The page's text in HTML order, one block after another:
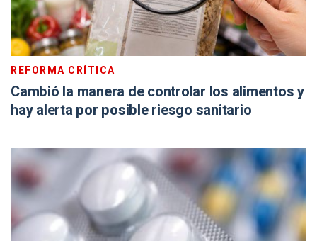
REFORMA CRÍTICA
Cambió la manera de controlar los alimentos y
hay alerta por posible riesgo sanitario